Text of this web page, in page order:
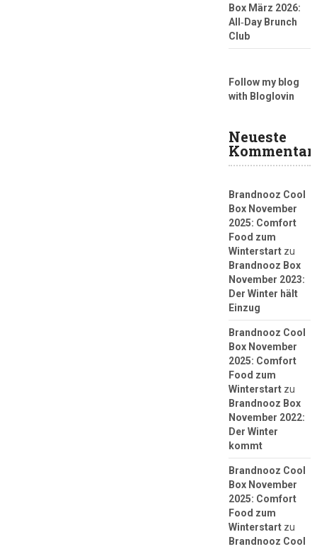
Box März 2026:
All‑Day Brunch
Club
Follow my blog
with Bloglovin
Neueste
Brandnooz Cool
Box November
2025: Comfort
Food zum
Winterstartzu
Brandnooz Box
November 2023:
Der Winter hält
Einzug
Brandnooz Cool
Box November
2025: Comfort
Food zum
Winterstartzu
Brandnooz Box
November 2022:
Der Winter
kommt
Brandnooz Cool
Box November
2025: Comfort
Food zum
Winterstartzu
Brandnooz Cool